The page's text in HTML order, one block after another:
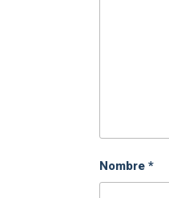
Nombre *